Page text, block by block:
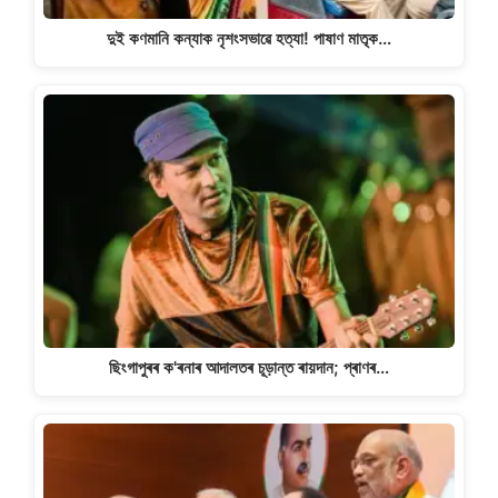
দুই কণমানি কন্যাক নৃশংসভাৱে হত্যা! পাষাণ মাতৃক…
ছিংগাপুৰৰ ক'ৰনাৰ আদালতৰ চূড়ান্ত ৰায়দান; প্ৰাণৰ…